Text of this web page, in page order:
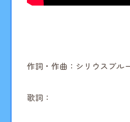
作詞・作曲：シリウスブル
歌詞：